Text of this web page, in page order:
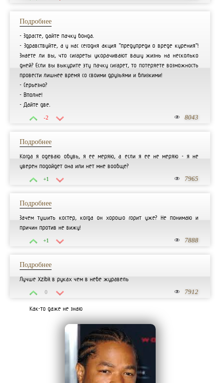
8043
-2
Подробнее
- Здрасте, дайте пачку бонда.
- Здравствуйте, а у нас сегодня акция "предупреди о вреде курения"!
Знаете ли вы, что сигареты укорачивают вашу жизнь на несколько
дней? Если вы выкурите эту пачку сигарет, то потеряете возможность
провести лишнее время со своими друзьями и близкими!
- Серьезно?
- Вполне!
- Дайте две.
7965
+1
Подробнее
Когда я одеваю обувь, я ее меряю, а если я ее не меряю - я не
уверен подойдет она или нет мне вообще?
7888
+1
Подробнее
Зачем тушить костер, когда он хорошо горит уже? Не понимаю и
причин против не вижу!
7912
0
Подробнее
Лучше Xzibit в руках чем в небе журавель
Как-то даже не знаю